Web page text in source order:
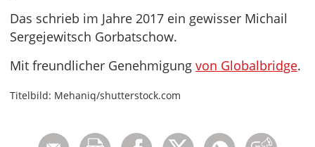
Das schrieb im Jahre 2017 ein gewisser Michail
Sergejewitsch Gorbatschow.
Mit freundlicher Genehmigung von Globalbridge.
Titelbild: Mehaniq/shutterstock.com